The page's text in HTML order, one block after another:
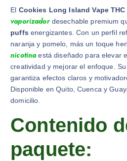
El Cookies Long Island Vape THC
vaporizadordesechable premium
puffs energizantes. Con un perfil
naranja y pomelo, más un toque
nicotinaestá diseñado para elevar
creatividad y mejorar el enfoque.
garantiza efectos claros y
Disponible en Quito, Cuenca y
domicilio.
Contenido
paquete: